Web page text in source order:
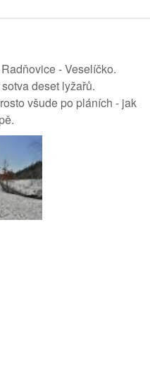
- Veselíčko.
deset lyžařů.
všude po pláních - jak